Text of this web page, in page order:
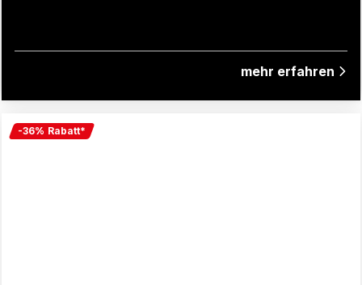
mehr erfahren
-36% Rabatt*